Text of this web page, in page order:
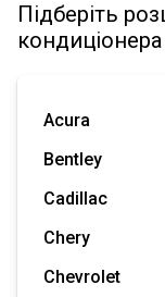
Підберіть
Acura
Bentley
Cadillac
Chery
Chevrolet